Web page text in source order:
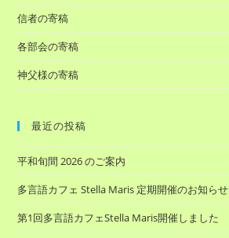
信者の寄稿
各部会の寄稿
神父様の寄稿
最近の投稿
平和旬間 2026 のご案内
多言語カフェ Stella Maris 定期開催のお知らせ
第1回多言語カフェStella Maris開催しました